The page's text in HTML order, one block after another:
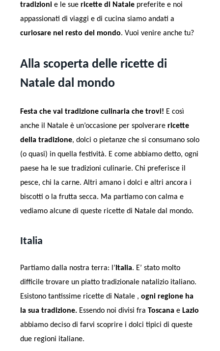
tradizionie le sue ricette di Natalepreferite e noi
appassionati di viaggi e di cucina siamo andati a
curiosare nel resto del mondo. Vuoi venire anche tu?
Alla scoperta delle ricette di
Natale dal mondo
Festa che vai tradizione culinaria che trovi! E così
anche il Natale è un’occasione per spolverare ricette
della tradizione, dolci o pietanze che si consumano solo
(o quasi) in quella festività. E come abbiamo detto, ogni
paese ha le sue tradizioni culinarie. Chi preferisce il
pesce, chi la carne. Altri amano i dolci e altri ancora i
biscotti o la frutta secca. Ma partiamo con calma e
vediamo alcune di queste ricette di Natale dal mondo.
Italia
Partiamo dalla nostra terra: l’ Italia. E’ stato molto
difficile trovare un piatto tradizionale natalizio italiano.
Esistono tantissime ricette di Natale , ogni regione ha
la sua tradizione.Essendo noi divisi fra Toscana e Lazio
abbiamo deciso di farvi scoprire i dolci tipici di queste
due regioni italiane.